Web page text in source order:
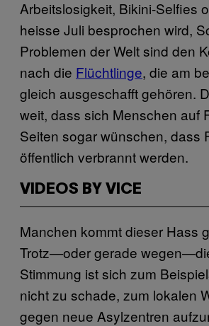
Arbeitslosigkeit, Bikini-Selfies
heisse Juli besprochen wird,
Problemen der Welt sind den
nach die Flüchtlinge, die am
gleich ausgeschafft gehören.
weit, dass sich Menschen auf
Seiten sogar wünschen, dass
öffentlich verbrannt werden.
VIDEOS BY VICE
Manchen kommt dieser Hass
Trotz—oder gerade
Stimmung ist sich zum
nicht zu schade, zum lokalen
gegen neue Asylzentren